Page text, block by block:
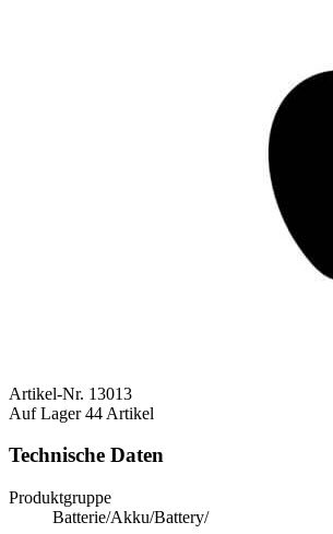
Artikel-Nr. 13013
Auf Lager 44 Artikel
Technische Daten
Produktgruppe
Batterie/Akku/Battery/